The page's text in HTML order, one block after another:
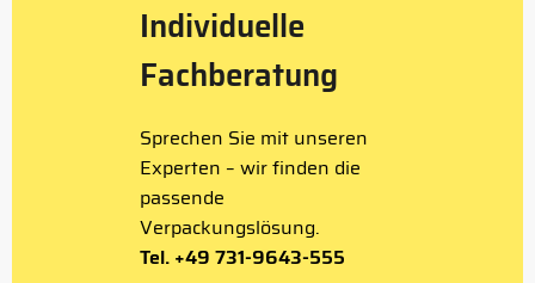
Individuelle
Fachberatung
Sprechen Sie mit unseren
Experten – wir finden die
passende
Verpackungslösung.
Tel. +49 731-9643-555